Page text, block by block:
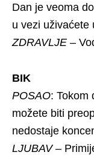
Dan je veoma
u vezi uživaćete
ZDRAVLJE –
BIK
POSAO: Tokom
možete biti
nedostaje
LJUBAV–